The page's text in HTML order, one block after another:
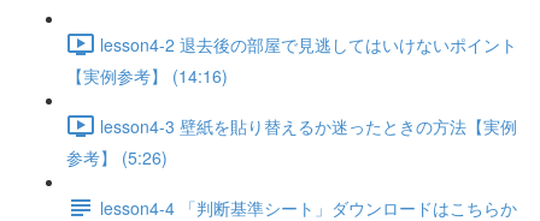
lesson4-2 退去後の部屋で見逃してはいけないポイント
【実例参考】 (14:16)
lesson4-3 壁紙を貼り替えるか迷ったときの方法【実例
参考】 (5:26)
lesson4-4 「判断基準シート」ダウンロードはこちらか